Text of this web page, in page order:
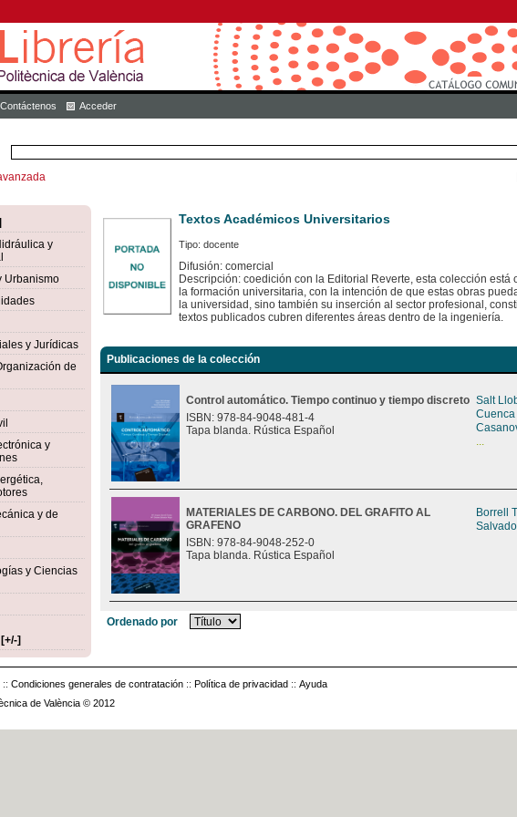
Contáctenos Acceder
y
Urbanismo
y Jurídicas
de
y
y de
y Ciencias
]
Textos Académicos Universitarios
Tipo: docente
Difusión: comercial
Descripción: coedición con la Editorial Reverte, esta colección
la formación universitaria, con la intención de que estas obras
la universidad, sino también su inserción al sector profesional,
textos publicados cubren diferentes áreas dentro de la ingeniería.
Publicaciones de la colección
Control automático. Tiempo continuo y tiempo discreto
ISBN: 978-84-9048-481-4
Tapa blanda. Rústica Español
Salt
Cuenca
...
MATERIALES DE CARBONO. DEL GRAFITO AL
GRAFENO
ISBN: 978-84-9048-252-0
Tapa blanda. Rústica Español
Borrell
Ordenado por
:: Condiciones generales de contratación :: Política de privacidad :: Ayuda
de València © 2012